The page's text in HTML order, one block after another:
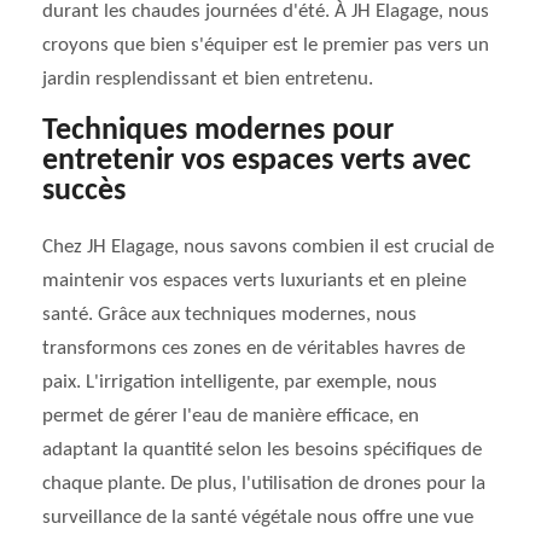
durant les chaudes journées d'été. À JH Elagage, nous
croyons que bien s'équiper est le premier pas vers un
jardin resplendissant et bien entretenu.
Techniques modernes pour
entretenir vos espaces verts avec
succès
Chez JH Elagage, nous savons combien il est crucial de
maintenir vos espaces verts luxuriants et en pleine
santé. Grâce aux techniques modernes, nous
transformons ces zones en de véritables havres de
paix. L'irrigation intelligente, par exemple, nous
permet de gérer l'eau de manière efficace, en
adaptant la quantité selon les besoins spécifiques de
chaque plante. De plus, l'utilisation de drones pour la
surveillance de la santé végétale nous offre une vue